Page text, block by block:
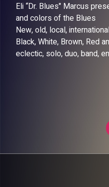
Eli “Dr. Blues" Marcus
and colors of the Blues
New, old, local,
Black, White, Brown, Red
eclectic, solo, duo, band,